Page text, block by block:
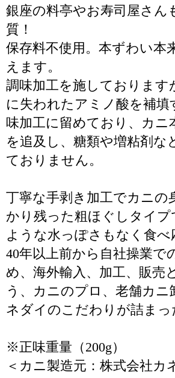
銀座の料亭やお寿司屋さん
質！
保存料不使用。本ずわい本
えます。
調味加工を施しております
に失われたアミノ酸を補填
味加工に留めており、カニ
を追及し、糖類や増粘剤な
ておりません。
丁寧な手剥き加工でカニの
かり残った粗ほぐしタイプ
ような水っぽさもなく食べ
40年以上前から自社操業で
め、海外輸入、加工、販売
う、カニのプロ、老舗カニ
ネダイのこだわりが詰まっ
※正味重量（200g）
＜カニ製造元：株式会社カ